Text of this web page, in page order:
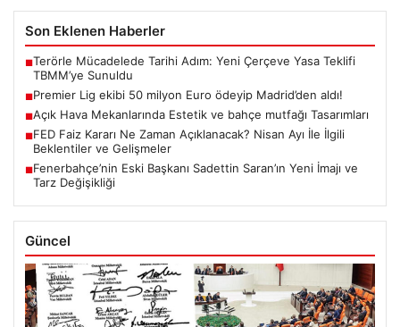
Son Eklenen Haberler
■Terörle Mücadelede Tarihi Adım: Yeni Çerçeve Yasa Teklifi
TBMM’ye Sunuldu
■Premier Lig ekibi 50 milyon Euro ödeyip Madrid’den aldı!
■Açık Hava Mekanlarında Estetik ve bahçe mutfağı Tasarımları
■FED Faiz Kararı Ne Zaman Açıklanacak? Nisan Ayı İle İlgili
Beklentiler ve Gelişmeler
■Fenerbahçe’nin Eski Başkanı Sadettin Saran’ın Yeni İmajı ve
Tarz Değişikliği
Güncel